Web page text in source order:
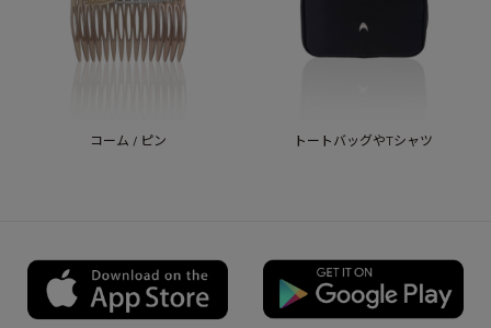
コーム / ピン トートバッグやTシャツ